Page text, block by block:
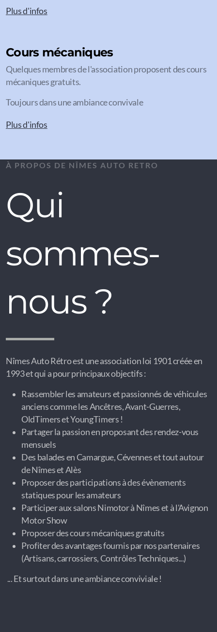
Plus d'infos
Cours mécaniques
Quelques membres de l'association proposent des cours
mécaniques gratuits.
Toujours dans une ambiance convivale
Plus d'infos
À PROPOS DE NÎMES AUTO RETRO
Qui
sommes-
nous ?
Nîmes Auto Rétro est une association loi 1901 créée en
1993 et qui a pour principaux objectifs :
Rassembler les amateurs et passionnés de véhicules
anciens comme les Ancêtres, Avant-Guerres,
OldTimers et YoungTimers !
Partager la passion en proposant des rendez-vous
mensuels
Des balades en Camargue, Cévennes et tout autour
de Nîmes et Alès
Proposer des participations à des évènements
statiques pour les amateurs
Participer aux salons Nimotor à Nîmes et à l'Avignon
Motor Show
Proposer des cours mécaniques gratuits
Profiter des avantages fournis par nos partenaires
(Artisans, carrossiers, Contrôles Techniques...)
... Et surtout dans une ambiance conviviale !